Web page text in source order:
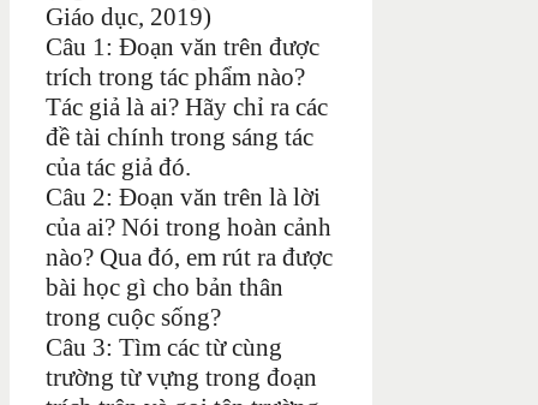
Giáo dục, 2019)
Câu 1: Đoạn văn trên được
trích trong tác phẩm nào?
Tác giả là ai? Hãy chỉ ra các
đề tài chính trong sáng tác
của tác giả đó.
Câu 2: Đoạn văn trên là lời
của ai? Nói trong hoàn cảnh
nào? Qua đó, em rút ra được
bài học gì cho bản thân
trong cuộc sống?
Câu 3: Tìm các từ cùng
trường từ vựng trong đoạn